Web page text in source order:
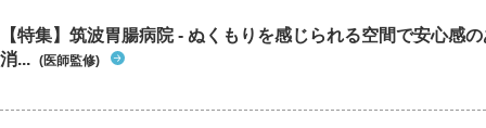
【特集】筑波胃腸病院 - ぬくもりを感じられる空間で安心感
消... (医師監修)